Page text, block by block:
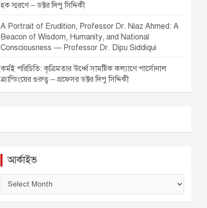
হক স্মরণে – ডক্টর দিপু সিদ্দিকী
A Portrait of Erudition, Professor Dr. Niaz Ahmed: A
Beacon of Wisdom, Humanity, and National
Consciousness — Professor Dr. Dipu Siddiqui
কর্মই পরিচিতি: কৃত্রিমতার ঊর্ধ্বে সামষ্টিক কল্যাণে পার্সোনাল
ব্র্যান্ডিংয়ের গুরুত্ব – প্রফেসর ডক্টর দিপু সিদ্দিকী
আর্কাইভ
ই